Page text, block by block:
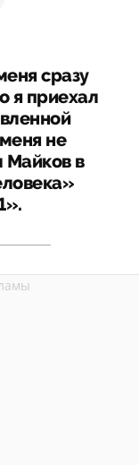
сразу
я приехал
не
Майков в